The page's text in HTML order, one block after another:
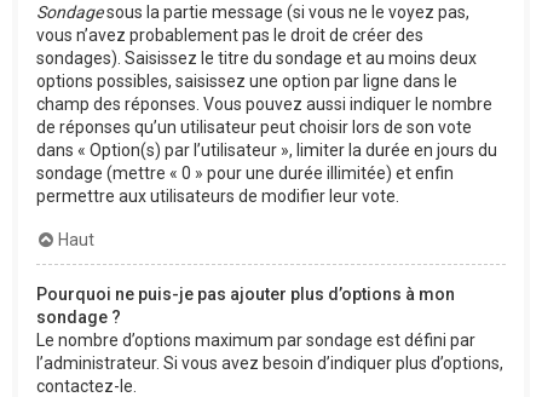
Sondagesous la partie message (si vous ne le voyez pas,
vous n’avez probablement pas le droit de créer des
sondages). Saisissez le titre du sondage et au moins deux
options possibles, saisissez une option par ligne dans le
champ des réponses. Vous pouvez aussi indiquer le nombre
de réponses qu’un utilisateur peut choisir lors de son vote
dans « Option(s) par l’utilisateur », limiter la durée en jours du
sondage (mettre « 0 » pour une durée illimitée) et enfin
permettre aux utilisateurs de modifier leur vote.
Haut
Pourquoi ne puis-je pas ajouter plus d’options à mon
sondage ?
Le nombre d’options maximum par sondage est défini par
l’administrateur. Si vous avez besoin d’indiquer plus d’options,
contactez-le.